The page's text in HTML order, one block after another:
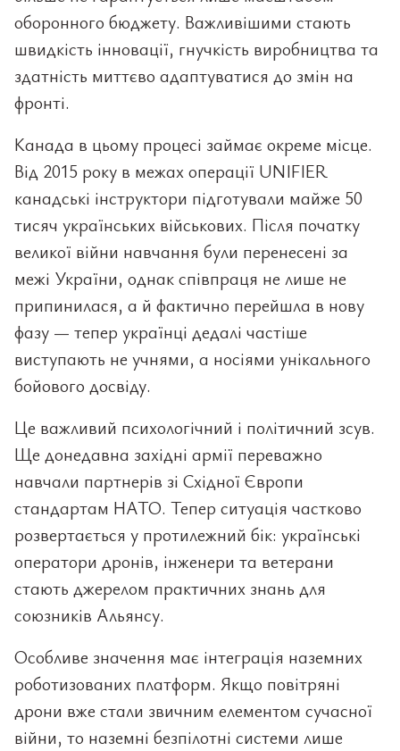
оборонного бюджету. Важливішими стають
швидкість інновації, гнучкість виробництва та
здатність миттєво адаптуватися до змін на
фронті.
Канада в цьому процесі займає окреме місце.
Від 2015 року в межах операції UNIFIER
канадські інструктори підготували майже 50
тисяч українських військових. Після початку
великої війни навчання були перенесені за
межі України, однак співпраця не лише не
припинилася, а й фактично перейшла в нову
фазу — тепер українці дедалі частіше
виступають не учнями, а носіями унікального
бойового досвіду.
Це важливий психологічний і політичний зсув.
Ще донедавна західні армії переважно
навчали партнерів зі Східної Європи
стандартам НАТО. Тепер ситуація частково
розвертається у протилежний бік: українські
оператори дронів, інженери та ветерани
стають джерелом практичних знань для
союзників Альянсу.
Особливе значення має інтеграція наземних
роботизованих платформ. Якщо повітряні
дрони вже стали звичним елементом сучасної
війни, то наземні безпілотні системи лише